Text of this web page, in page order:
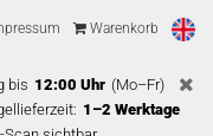
Warenkorb
bis 12:00 Uhr (Mo–Fr)
1–2 Werktage